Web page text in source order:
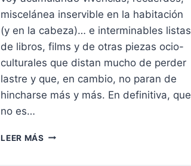
miscelánea inservible en la habitación
(y en la cabeza)… e interminables listas
de libros, films y de otras piezas ocio-
culturales que distan mucho de perder
lastre y que, en cambio, no paran de
hincharse más y más. En definitiva, que
no es…
LEER MÁS ‘GHOST